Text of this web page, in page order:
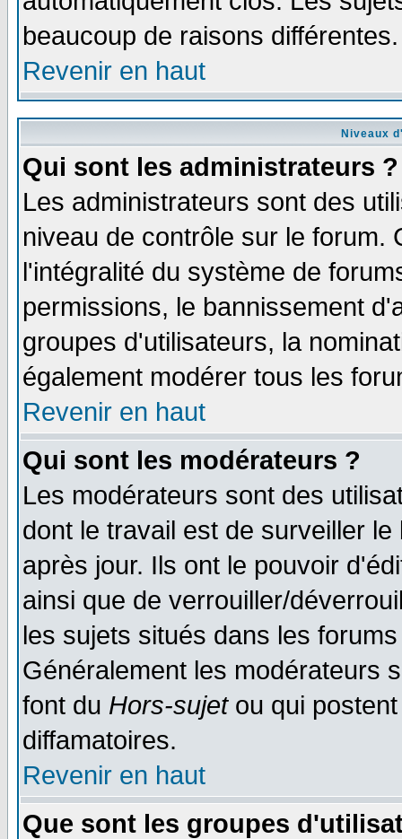
beaucoup de raisons différentes.
Revenir en haut
Niveaux
Qui sont les administrateurs ?
Les administrateurs sont des
niveau de contrôle sur le forum.
l'intégralité du système de
permissions, le bannissement
groupes d'utilisateurs, la
également modérer tous les
Revenir en haut
Qui sont les modérateurs ?
Les modérateurs sont des
dont le travail est de surveiller
après jour. Ils ont le pouvoir
ainsi que de verrouiller/
les sujets situés dans les
Généralement les modérateurs
font du Hors-sujetou qui
diffamatoires.
Revenir en haut
Que sont les groupes